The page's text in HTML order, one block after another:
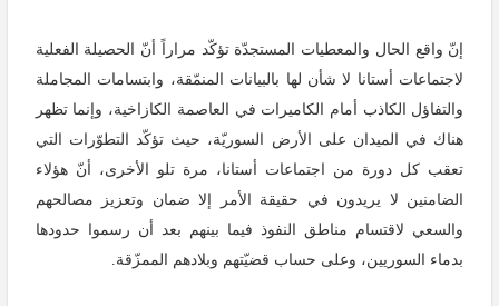
إنّ واقع الحال والمعطيات المستجدّة تؤكّد مراراً أنّ الحصيلة الفعلية
لاجتماعات أستانا لا شأن لها بالبيانات المنمّقة، وابتسامات المجاملة
والتفاؤل الكاذب أمام الكاميرات في العاصمة الكازاخية، وإنما تظهر
هناك في الميدان على الأرض السوريّة، حيث تؤكّد التطوّرات التي
تعقب كل دورة من اجتماعات أستانا، مرة تلو الأخرى، أنّ هؤلاء
الضامنين لا يريدون في حقيقة الأمر إلا ضمان وتعزيز مصالحهم
والسعي لاقتسام مناطق النفوذ فيما بينهم بعد أن رسموا حدودها
بدماء السوريين، وعلى حساب قضيّتهم وبلادهم الممزّقة.